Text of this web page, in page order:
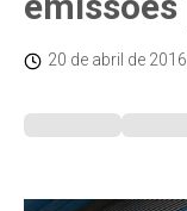
20 de abril de 2016